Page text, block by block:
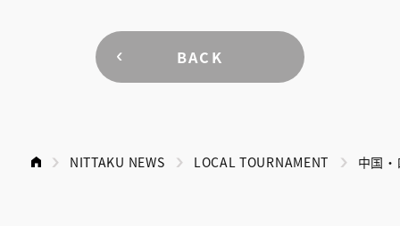
BACK
NITTAKU NEWS LOCAL TOURNAMENT 中国